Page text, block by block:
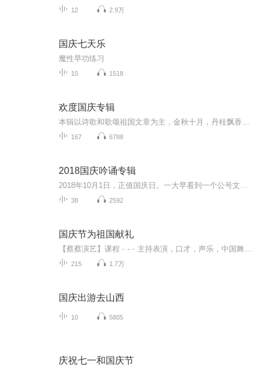
12 2.9万
国庆七天乐
魔性早功练习
10 1518
欢度国庆专辑
167 6788
2018国庆吟诵专辑
38 2592
国庆节为祖国献礼
215 1.7万
国庆出游去山西
10 5805
庆祝七一和国庆节